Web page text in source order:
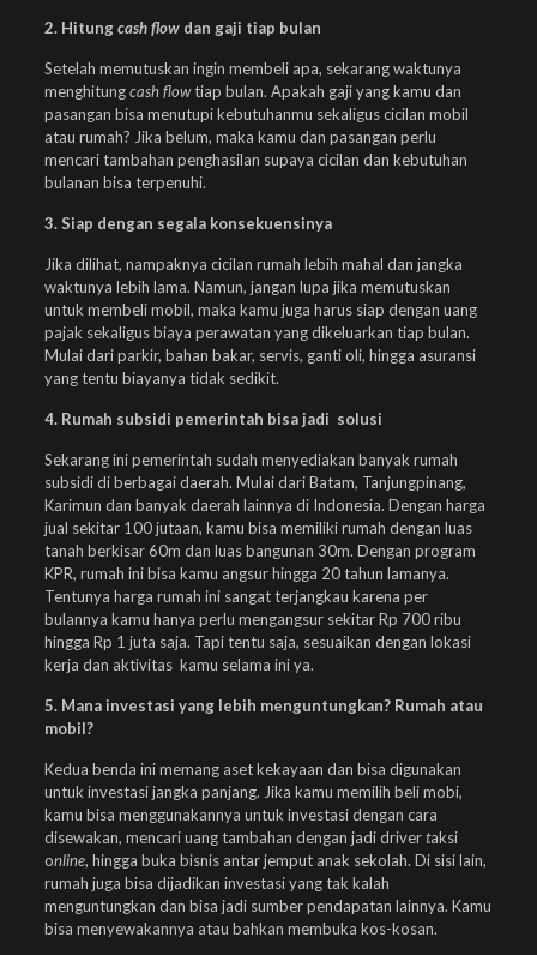
2. Hitungcash flowdan gaji tiap bulan
Setelah memutuskan ingin membeli apa, sekarang waktunya
menghitungcash flowtiap bulan. Apakah gaji yang kamu dan
pasangan bisa menutupi kebutuhanmu sekaligus cicilan mobil
atau rumah? Jika belum, maka kamu dan pasangan perlu
mencari tambahan penghasilan supaya cicilan dan kebutuhan
bulanan bisa terpenuhi.
3. Siap dengan segala konsekuensinya
Jika dilihat, nampaknya cicilan rumah lebih mahal dan jangka
waktunya lebih lama. Namun, jangan lupa jika memutuskan
untuk membeli mobil, maka kamu juga harus siap dengan uang
pajak sekaligus biaya perawatan yang dikeluarkan tiap bulan.
Mulai dari parkir, bahan bakar, servis, ganti oli, hingga asuransi
yang tentu biayanya tidak sedikit.
4. Rumah subsidi pemerintah bisa jadi solusi
Sekarang ini pemerintah sudah menyediakan banyak rumah
subsidi di berbagai daerah. Mulai dari Batam, Tanjungpinang,
Karimun dan banyak daerah lainnya di Indonesia. Dengan harga
jual sekitar 100 jutaan, kamu bisa memiliki rumah dengan luas
tanah berkisar 60m dan luas bangunan 30m. Dengan program
KPR, rumah ini bisa kamu angsur hingga 20 tahun lamanya.
Tentunya harga rumah ini sangat terjangkau karena per
bulannya kamu hanya perlu mengangsur sekitar Rp 700 ribu
hingga Rp 1 juta saja. Tapi tentu saja, sesuaikan dengan lokasi
kerja dan aktivitas kamu selama ini ya.
5. Mana investasi yang lebih menguntungkan? Rumah atau
mobil?
Kedua benda ini memang aset kekayaan dan bisa digunakan
untuk investasi jangka panjang. Jika kamu memilih beli mobi,
kamu bisa menggunakannya untuk investasi dengan cara
disewakan, mencari uang tambahan dengan jadi drivertaksi
online, hingga buka bisnis antar jemput anak sekolah. Di sisi lain,
rumah juga bisa dijadikan investasi yang tak kalah
menguntungkan dan bisa jadi sumber pendapatan lainnya. Kamu
bisa menyewakannya atau bahkan membuka kos-kosan.